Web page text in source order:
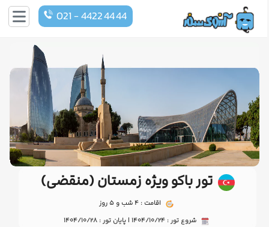
021 - 4422 44 44
تور باکو ویژه زمستان (منقضی)
اقامت : 4 شب و 5 روز
شروع تور : 1404/10/24 | پایان تور : 1404/10/28